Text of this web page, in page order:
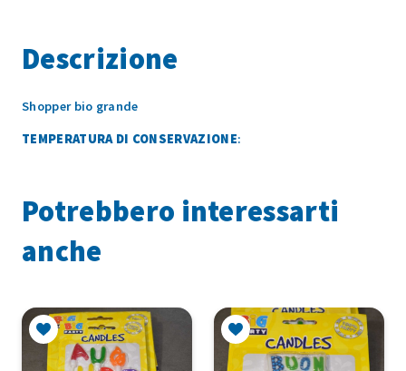
Descrizione
Shopper bio grande
TEMPERATURA DI CONSERVAZIONE:
Potrebbero interessarti
anche